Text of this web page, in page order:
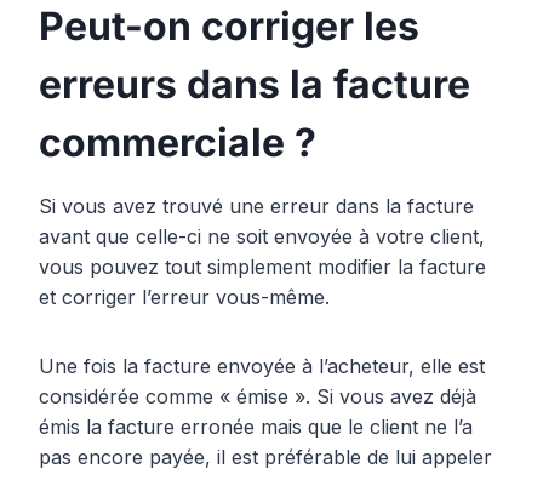
Peut-on corriger les
erreurs dans la facture
commerciale ?
Si vous avez trouvé une erreur dans la facture
avant que celle-ci ne soit envoyée à votre client,
vous pouvez tout simplement modifier la facture
et corriger l’erreur vous-même.
Une fois la facture envoyée à l’acheteur, elle est
considérée comme « émise ». Si vous avez déjà
émis la facture erronée mais que le client ne l’a
pas encore payée, il est préférable de lui appeler